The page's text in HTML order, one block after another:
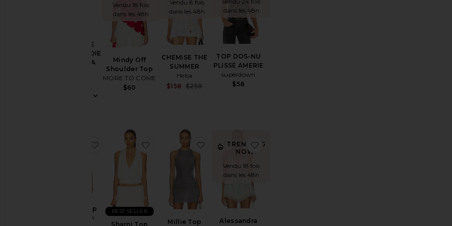
TOUR DE
COU EN SOIE
NATASHA
Vendu 18 fois
dans les 48h
Mindy Off
Shoulder Top
MORE TO COME
$60
Vendu 8 fois
dans les 48h
CHEMISE THE
SUMMER
Helsa
Sale price:
$158 $298
dans les 48h
TOP DOS-NU
PLISSÉ AMERIE
superdown
$58
Sharni Top
With Jean
ajouter aux préférésSharni Top
Sharni Top
BEST SELLER
ajouter aux préférésSharni Top
Millie Top
ajouter aux préférésMillie Top
TRENDING
NOW!
Vendu 18 fois
dans les 48h
Alessandra
ajouter aux préférésAlessandra Cami Top